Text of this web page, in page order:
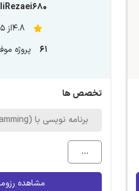
4.8از 5
61
پروژه
تخصص ها
برنامه نویسی با R (R Programming)
...
مشاهده